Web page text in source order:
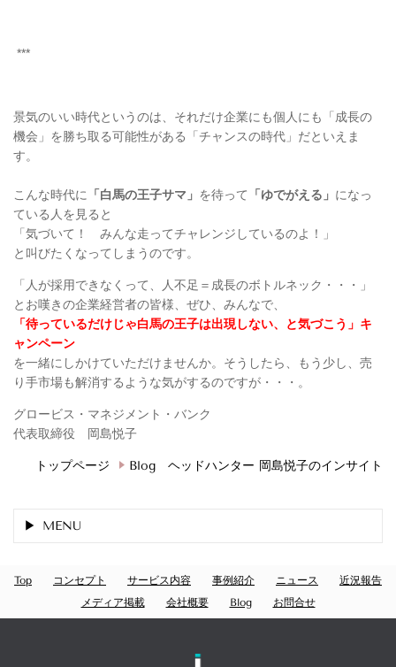
***
景気のいい時代というのは、それだけ企業にも個人にも「成長の
機会」を勝ち取る可能性がある「チャンスの時代」だといえま
す。
こんな時代に 「白馬の王子サマ」 を待って 「ゆでがえる」 になっ
ている人を見ると
「気づいて！ みんな走ってチャレンジしているのよ！」
と叫びたくなってしまうのです。
「人が採用できなくって、人不足＝成長のボトルネック・・・」
とお嘆きの企業経営者の皆様、ぜひ、みんなで、
「待っているだけじゃ白馬の王子は出現しない、と気づこう」キ
ャンペーン
を一緒にしかけていただけませんか。そうしたら、もう少し、売
り手市場も解消するような気がするのですが・・・。
グロービス・マネジメント・バンク
代表取締役 岡島悦子
トップページ Blog ヘッドハンター 岡島悦子のインサイト
MENU
Top コンセプト サービス内容 事例紹介 ニュース
近況報告
メディア掲載
会社概要 Blog お問合せ